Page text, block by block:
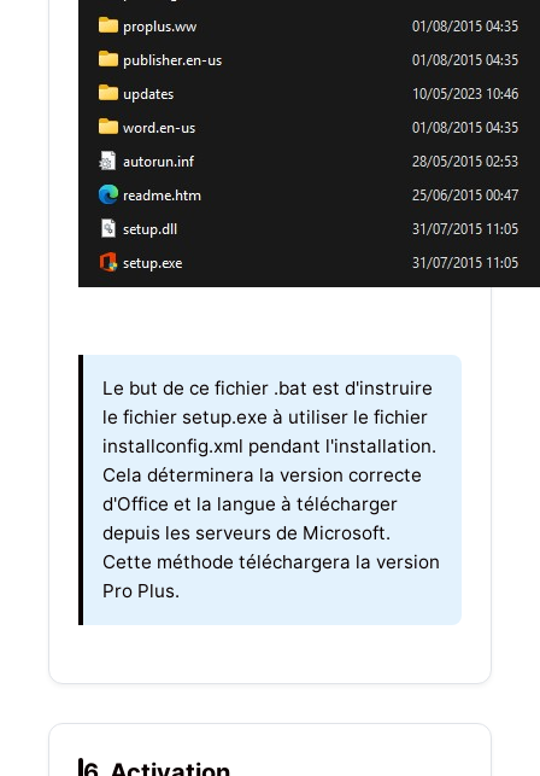
Le but de ce fichier .bat est d'instruire
le fichier setup.exe à utiliser le fichier
installconfig.xml pendant l'installation.
Cela déterminera la version correcte
d'Office et la langue à télécharger
depuis les serveurs de Microsoft.
Cette méthode téléchargera la version
Pro Plus.